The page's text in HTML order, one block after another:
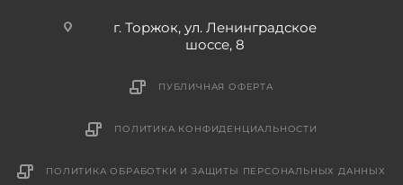
г. Торжок, ул. Ленинградское
шоссе, 8
ПУБЛИЧНАЯ ОФЕРТА
ПОЛИТИКА КОНФИДЕНЦИАЛЬНОСТИ
ПОЛИТИКА ОБРАБОТКИ И ЗАЩИТЫ ПЕРСОНАЛЬНЫХ ДАННЫХ